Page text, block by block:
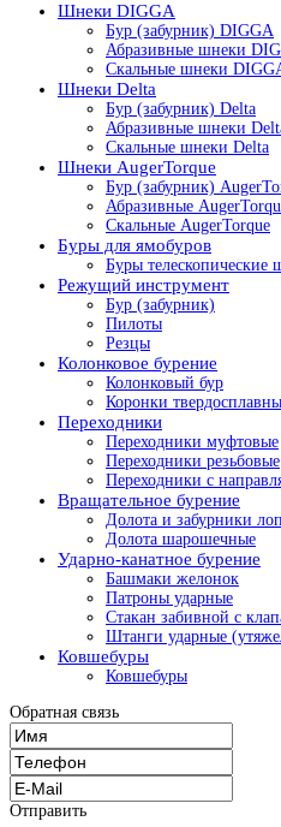
Шнеки DIGGA
Бур (забурник) DIGGA
Абразивные шнеки
Скальные шнеки
Шнеки Delta
Бур (забурник) Delta
Абразивные шнеки
Скальные шнеки Delta
Шнеки AugerTorque
Бур (забурник)
Абразивные
Скальные AugerTorque
Буры для ямобуров
Буры телескопические
Режущий инструмент
Бур (забурник)
Пилоты
Резцы
Колонковое бурение
Колонковый бур
Коронки
Переходники
Переходники муфтовые
Переходники резьбовые
Переходники с
Вращательное бурение
Долота и забурники
Долота шарошечные
Ударно-канатное бурение
Башмаки желонок
Патроны ударные
Стакан забивной с
Штанги ударные
Ковшебуры
Ковшебуры
Обратная связь
Отправить